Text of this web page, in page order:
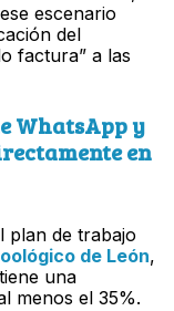
escenario
del
factura” a las
WhatsApp y
en
plan de trabajo
de León,
una
menos el 35%.